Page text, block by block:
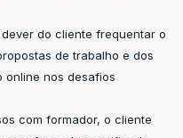
do cliente frequentar o
de trabalho e dos
online nos desafios
com formador, o cliente